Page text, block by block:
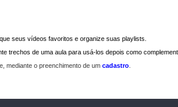
seus vídeos favoritos e organize suas playlists.
trechos de uma aula para usá-los depois como
mediante o preenchimento de um cadastro